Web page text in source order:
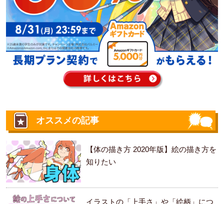
オススメの記事
【体の描き方 2020年版】絵の描き方を
知りたい
イラストの「上手さ」や「絵柄」につ